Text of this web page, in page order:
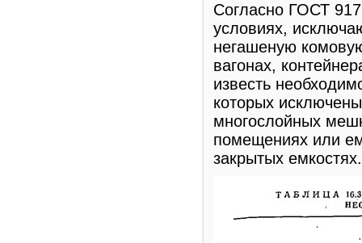
Согласно ГОСТ
условиях,
негашеную
вагонах,
известь
которых
многослойных
помещениях или
закрытых емкостях.